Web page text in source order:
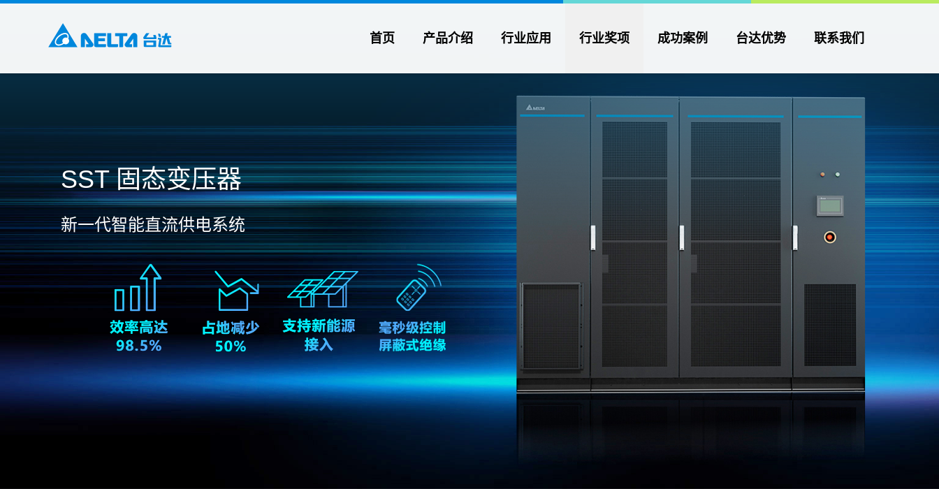
首页 产品介绍 行业应用 行业奖项 成功案例 台达优势 联系我们
SST 固态变压器
新一代智能直流供电系统